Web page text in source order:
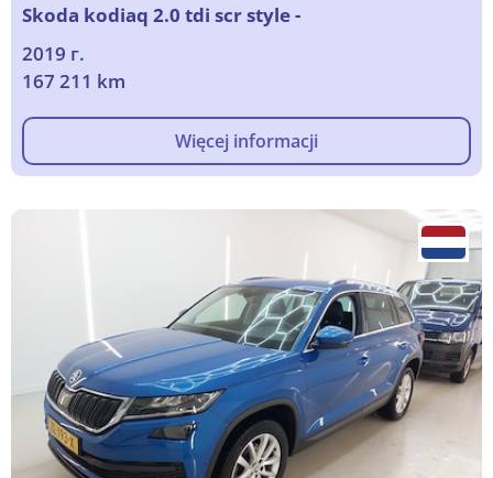
Skoda kodiaq 2.0 tdi scr style -
2019 г.
167 211 km
Więcej informacji